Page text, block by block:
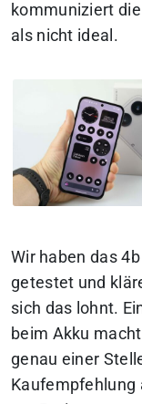
kommuniziert
als nicht ideal.
Wir haben das
getestet und
sich das lohnt.
beim Akku
genau einer
Kaufempfehlung